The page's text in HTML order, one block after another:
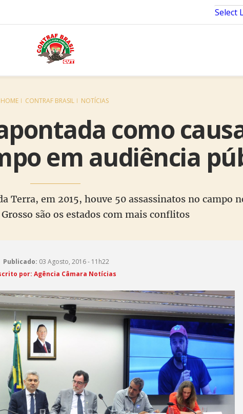
Select
HOME CONTRAF BRASIL NOTÍCIAS
como
em audiência
Terra, em 2015, houve 50 assassinatos no campo
são os estados com mais conflitos
Publicado: 03 Agosto, 2016 - 11h22
por: Agência Câmara Notícias